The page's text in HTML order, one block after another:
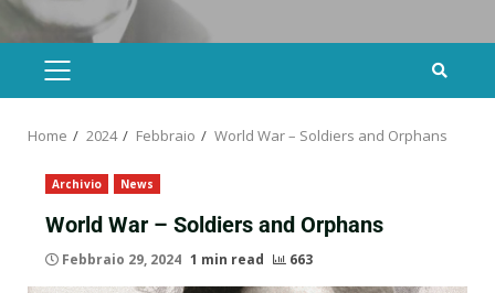
Home 2024 Febbraio World War – Soldiers and Orphans​
Archivio News
World War – Soldiers and Orphans​
Febbraio 29, 2024 1 min read 663